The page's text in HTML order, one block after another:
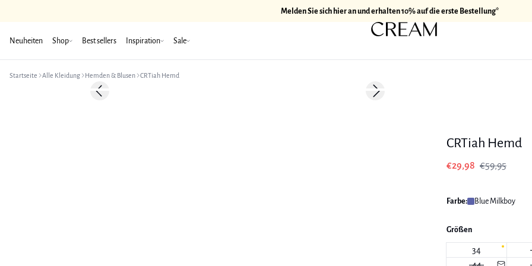
Melden Sie sich hier an und erhalten 10% auf die erste Bestellung*
Neuheiten Shop Best sellers Inspiration Sale
Startseite Alle Kleidung Hemden & Blusen CRTiah Hemd
-50%Previous slide Next slide
CRTiah Hemd
€29,98 €59,95
Farbe: Blue Milkboy
Größen
34